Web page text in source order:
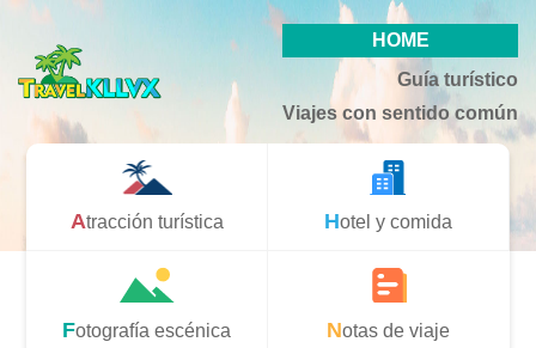
HOME
Guía turístico
Viajes con sentido común
Atracción turística Hotel y comida
Fotografía escénica Notas de viaje